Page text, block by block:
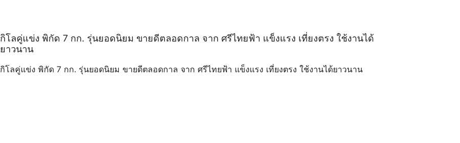
กิโลคู่แข่ง พิกัด 7 กก. รุ่นยอดนิยม ขายดีตลอดกาล จาก ศรีไทยฟ้า แข็งแรง เที่ยงตรง ใช้งานได้
ยาวนาน
กิโลคู่แข่ง พิกัด 7 กก. รุ่นยอดนิยม ขายดีตลอดกาล จาก ศรีไทยฟ้า แข็งแรง เที่ยงตรง ใช้งานได้ยาวนาน